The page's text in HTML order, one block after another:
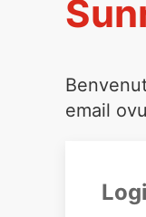
email